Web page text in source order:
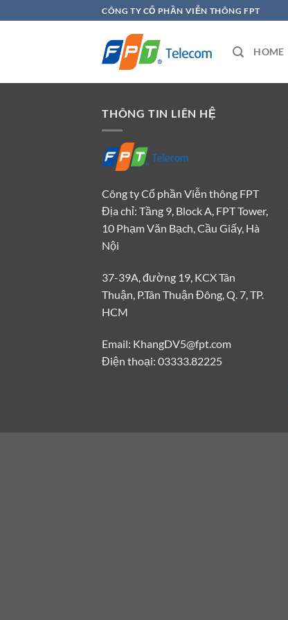
đến
CÔNG TY CỔ PHẦN VIỄN THÔNG FPT
HOME
THÔNG TIN LIÊN HỆ
Công ty Cổ phần Viễn thông FPT
Địa chỉ: Tầng 9, Block A, FPT Tower,
10 Phạm Văn Bạch, Cầu Giấy, Hà
Nội
37-39A, đường 19, KCX Tân
Thuận, P.Tân Thuận Đông, Q. 7, TP.
HCM
Email: KhangDV5@fpt.com
Điện thoại: 03333.82225